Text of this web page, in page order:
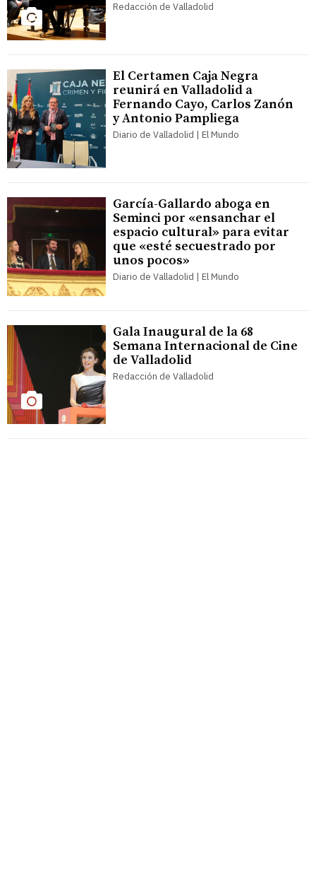
Redacción de Valladolid
El Certamen Caja Negra
reunirá en Valladolid a
Fernando Cayo, Carlos Zanón
y Antonio Pampliega
Diario de Valladolid | El Mundo
García-Gallardo aboga en
Seminci por «ensanchar el
espacio cultural» para evitar
que «esté secuestrado por
unos pocos»
Diario de Valladolid | El Mundo
Gala Inaugural de la 68
Semana Internacional de Cine
de Valladolid
Redacción de Valladolid